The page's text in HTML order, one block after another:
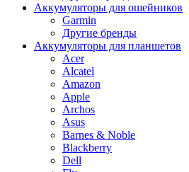
Аккумуляторы для ошейников
Garmin
Другие бренды
Аккумуляторы для планшетов
Acer
Alcatel
Amazon
Apple
Archos
Asus
Barnes & Noble
Blackberry
Dell